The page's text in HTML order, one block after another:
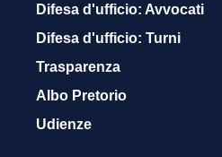
Difesa d'ufficio: Avvocati
Difesa d'ufficio: Turni
Trasparenza
Albo Pretorio
Udienze